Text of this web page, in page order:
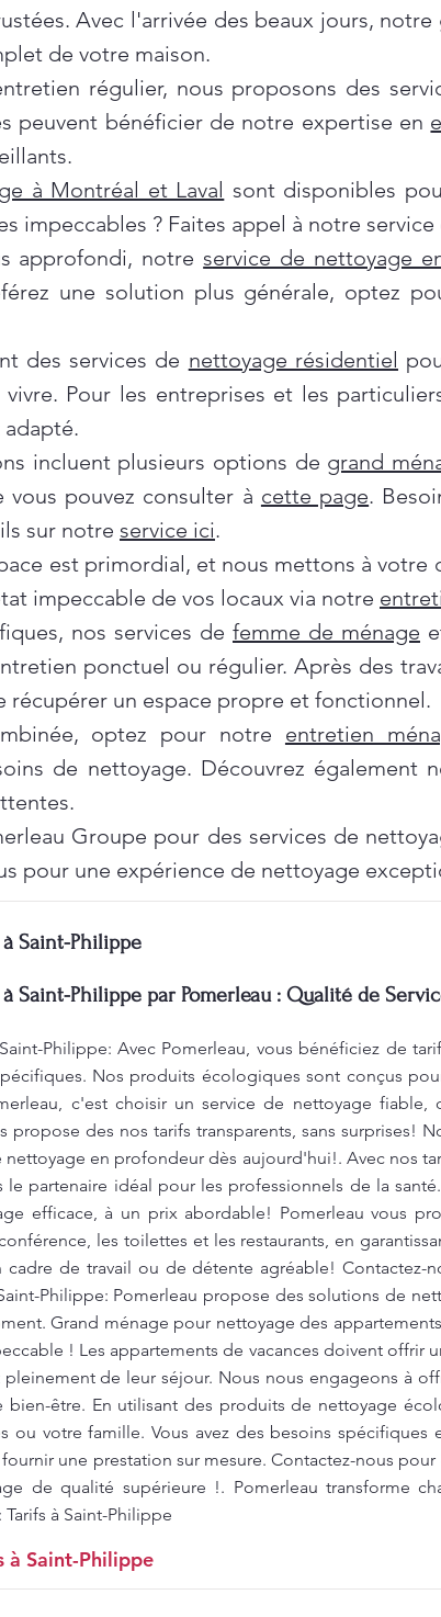
Avec l'arrivée des beaux jours, notre
de votre maison.
régulier, nous proposons des
peuvent bénéficier de notre expertise en
à Montréal et Laval sont disponibles
impeccables ? Faites appel à notre service
approfondi, notreservice de nettoyage
une solution plus générale, optez
des services de nettoyage résidentiel
Pour les entreprises et les
incluent plusieurs options de grand
vous pouvez consulter à cette page.
sur notre service ici.
est primordial, et nous mettons à
impeccable de vos locaux via notre
nos services de femme de ménage
ponctuel ou régulier. Après des
récupérer un espace propre et fonctionnel.
optez pour notre entretien
de nettoyage. Découvrez également
Groupe pour des services de
pour une expérience de nettoyage
Saint-Philippe
Saint-Philippe par Pomerleau : Qualité de
Philippe: Avec Pomerleau, vous bénéficiez de
Nos produits écologiques sont conçus
c'est choisir un service de nettoyage
propose des nos tarifs transparents, sans surprises!
en profondeur dès aujourd'hui!. Avec nos
le partenaire idéal pour les professionnels de la
efficace, à un prix abordable! Pomerleau vous
les toilettes et les restaurants, en
cadre de travail ou de détente agréable! Contactez-
Philippe: Pomerleau propose des solutions de
Grand ménage pour nettoyage des
! Les appartements de vacances doivent offrir
de leur séjour. Nous nous engageons à
bien-être. En utilisant des produits de nettoyage
ou votre famille. Vous avez des besoins
une prestation sur mesure. Contactez-nous
de qualité supérieure !. Pomerleau transforme
à Saint-Philippe
à Saint-Philippe